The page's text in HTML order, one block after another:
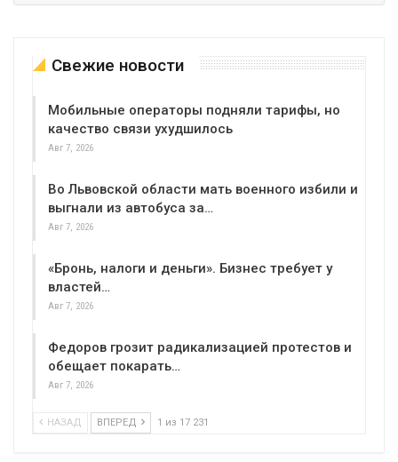
Свежие новости
Мобильные операторы подняли тарифы, но
качество связи ухудшилось
Авг 7, 2026
Во Львовской области мать военного избили и
выгнали из автобуса за…
Авг 7, 2026
«Бронь, налоги и деньги». Бизнес требует у
властей…
Авг 7, 2026
Федоров грозит радикализацией протестов и
обещает покарать…
Авг 7, 2026
НАЗАД ВПЕРЕД 1 из 17 231